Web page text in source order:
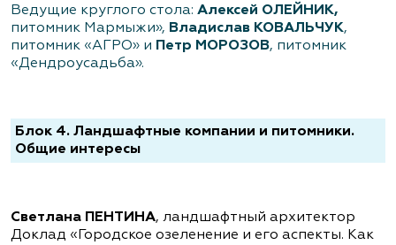
Ведущие круглого стола: Алексей ОЛЕЙНИК,
питомник Мармыжи», Владислав КОВАЛЬЧУК,
питомник «АГРО» и Петр МОРОЗОВ, питомник
«Дендроусадьба».
Блок 4. Ландшафтные компании и питомники.
Общие интересы
Светлана ПЕНТИНА, ландшафтный архитектор
Доклад «Городское озеленение и его аспекты. Как